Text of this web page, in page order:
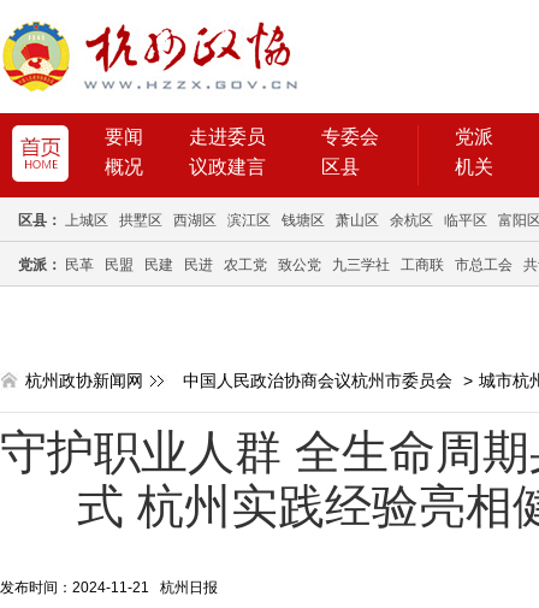
要闻 走进委员
专委会
概况
议政建言 区县
党派
机关
区县： 上城区 拱墅区 西湖区 滨江区 钱塘区 萧山区 余杭区 临平区 富阳
党派： 民革 民盟 民建 民进 农工党 致公党 九三学社 工商联 市总工会
杭州政协新闻网 中国人民政治协商会议杭州市委员会 > 城市杭
守护职业人群 全生命周
式 杭州实践经验亮相
发布时间：2024-11-21 杭州日报